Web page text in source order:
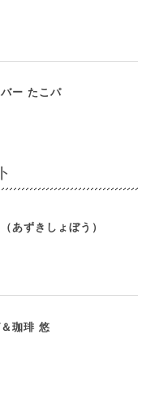
ー たこパ
あずきしょぼう）
珈琲 悠